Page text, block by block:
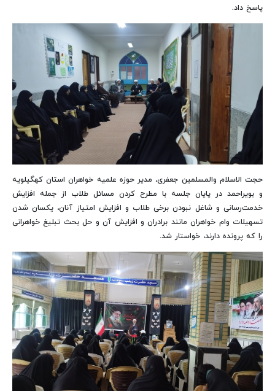
پاسخ داد.
حجت الاسلام والمسلمین جعفری، مدیر حوزه علمیه خواهران استان کهگیلویه
و بویراحمد در پایان جلسه با مطرح کردن مسائل طلاب از جمله افزایش
خدمت‌رسانی و شاغل نبودن برخی طلاب و افزایش امتیاز آنان، یکسان شدن
تسهیلات وام خواهران مانند برادران و افزایش آن و حل بحث تبلیغ خواهرانی
را که پرونده دارند، خواستار شد.